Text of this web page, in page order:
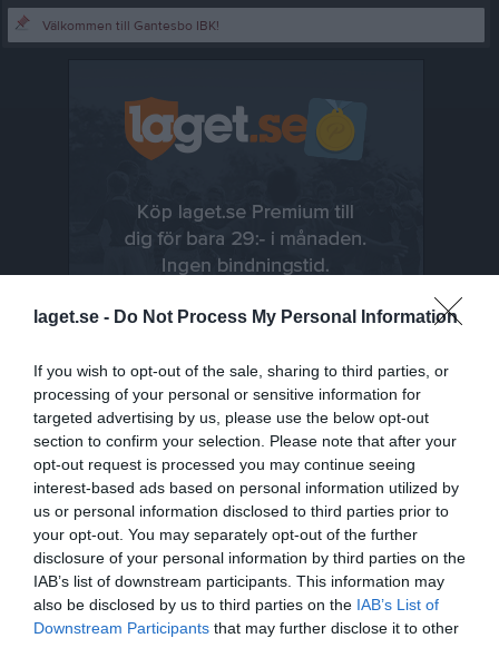
laget.se - Do Not Process My Personal Information
If you wish to opt-out of the sale, sharing to third parties, or
processing of your personal or sensitive information for
targeted advertising by us, please use the below opt-out
section to confirm your selection. Please note that after your
opt-out request is processed you may continue seeing
interest-based ads based on personal information utilized by
us or personal information disclosed to third parties prior to
your opt-out. You may separately opt-out of the further
disclosure of your personal information by third parties on the
IAB’s list of downstream participants. This information may
also be disclosed by us to third parties on the IAB’s List of
Downstream Participants that may further disclose it to other
Välkommen till Gantesbo IBK!
Senast uppladdade video
Ingen video uppladdad